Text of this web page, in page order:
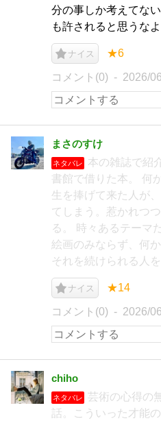
分の事しか考えてな
も許されると思うな
ナイス ★6
コメント(0) 2026/
まさのすけ
ネタバレ
本の雑誌で紹
書館で借りた本。 何
生を捧げて来た人が
てしまう。惹かれつ
る。 時々あるテーマ
絵画のみならず、何
それを続けられる人を
ナイス ★14
コメント(0) 2026/
chiho
ネタバレ
芸術の心得の
話。こういった才能